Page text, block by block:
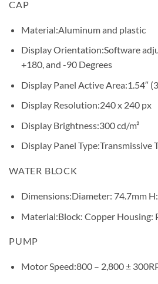
CAP
Material:Aluminum and plastic
Display Orientation:Software
+180, and -90 Degrees
Display Panel Active Area:1.54″
Display Resolution:240 x 240 px
Display Brightness:300 cd/m²
Display Panel Type:Transmissive
WATER BLOCK
Dimensions:Diameter: 74.7mm
Material:Block: Copper Housing:
PUMP
Motor Speed:800 – 2,800 ±